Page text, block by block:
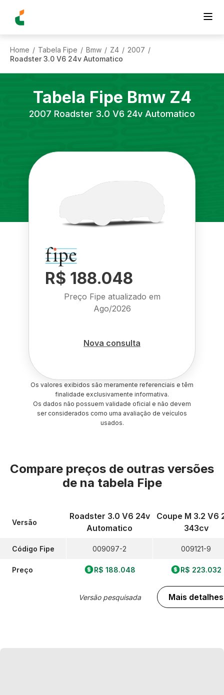
Home / Tabela Fipe / Bmw / Z4 / 2007 /
Roadster 3.0 V6 24v Automatico
Tabela Fipe Bmw Z4
2007 Roadster 3.0 V6 24v Automatico
R$ 188.048
Preço Fipe atualizado em
Ago/2026
Nova consulta
Os valores exibidos são meramente referenciais e têm
finalidade exclusivamente informativa.
Os dados não possuem validade oficial e não devem
ser considerados como uma avaliação de veículos
usados.
Compare preços de outras versões
de na tabela Fipe
Versão
Código Fipe
Preço
Roadster 3.0 V6 24v
Automatico
009097-2
R$ 188.048
Versão pesquisada
Coupe M 3.2 V6
343cv
009121-9
R$ 223.032
Mais detalhes